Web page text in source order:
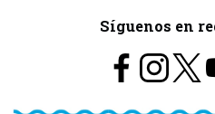
Síguenos en